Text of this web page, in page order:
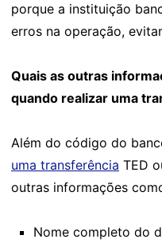
porque a instituição
erros na operação,
Quais as outras
quando realizar uma
Além do código do
uma transferência TED
outras informações
Nome completo do